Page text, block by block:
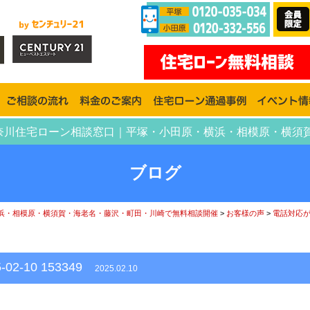
住宅ローン相談窓口｜平塚・小田原・横浜・相模原・横
ブログ
相模原・横須賀・海老名・藤沢・町田・川崎で無料相談開催 > お客様の声 > 電話対応
02-10 153349 2025.02.10